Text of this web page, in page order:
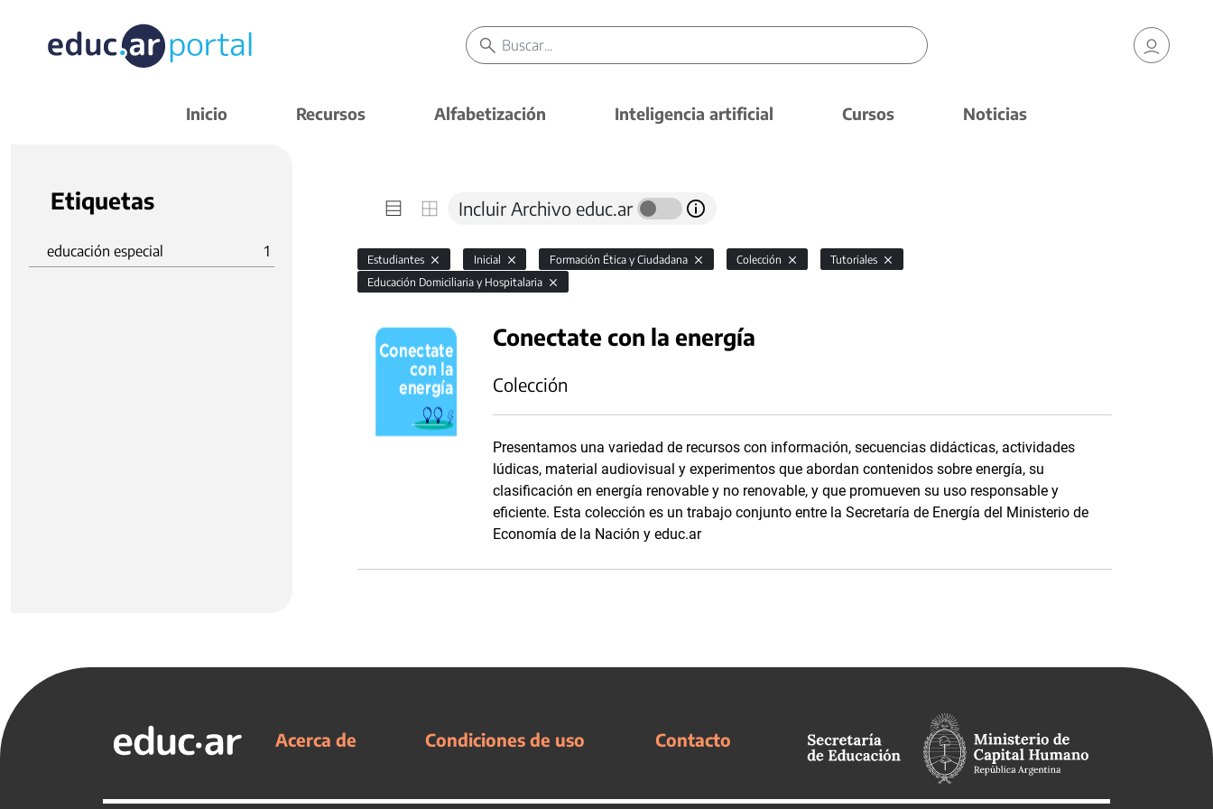
Inicio Recursos Alfabetización Inteligencia artificial Cursos Noticias
Etiquetas
educación especial 1
Incluir Archivo educ.ar
Estudiantes Inicial Formación Ética y Ciudadana Colección
Tutoriales
Educación Domiciliaria y Hospitalaria
Conectate con la energía
Colección
Presentamos una variedad de recursos con información, secuencias didácticas, actividades
lúdicas, material audiovisual y experimentos que abordan contenidos sobre energía, su
clasificación en energía renovable y no renovable, y que promueven su uso responsable y
eficiente. Esta colección es un trabajo conjunto entre la Secretaría de Energía del Ministerio de
Economía de la Nación y educ.ar
Acerca de Condiciones de uso Contacto